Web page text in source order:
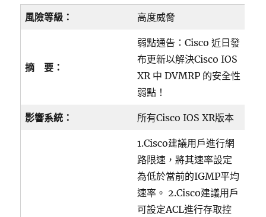
風險等級： 高度威脅
摘 要：
弱點通告：Cisco 近日發
布更新以解決Cisco IOS
XR 中 DVMRP 的安全性
弱點！
影響系統： 所有Cisco IOS XR版本
1.Cisco建議用戶進行網
路限速，將其速率設定
為低於當前的IGMP平均
速率。 2.Cisco建議用戶
可設定ACL進行存取控